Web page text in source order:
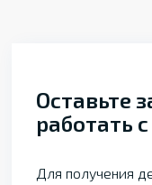
Оставьте
работать
Для получения